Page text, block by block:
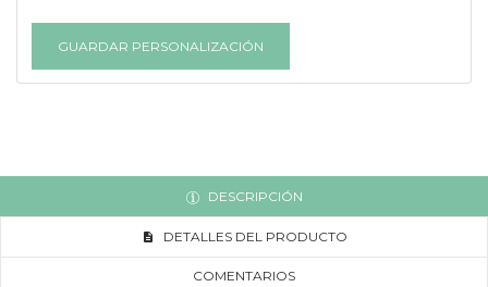
GUARDAR PERSONALIZACIÓN
DESCRIPCIÓN
DETALLES DEL PRODUCTO
COMENTARIOS